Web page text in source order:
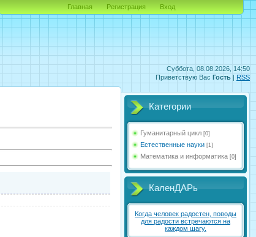
Суббота, 08.08.2026, 14:50
Приветствую Вас Гость | RSS
Главная Регистрация Вход
Категории
Гуманитарный цикл [0]
Естественные науки [1]
Математика и информатика [0]
КаленДАРь
Когда человек радостен, поводы
для радости встречаются на
каждом шагу.